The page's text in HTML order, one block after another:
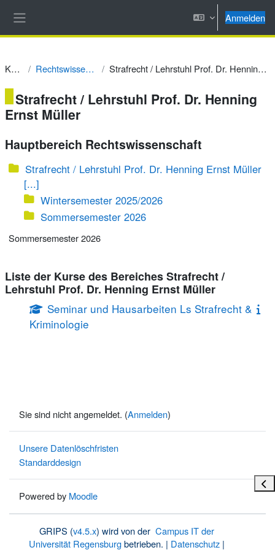
Anmelden
Kurse Rechtswissenschaft Strafrecht / Lehrstuhl Prof. Dr. Henning Ernst Müller
Strafrecht / Lehrstuhl Prof. Dr. Henning
Ernst Müller
Hauptbereich Rechtswissenschaft
Strafrecht / Lehrstuhl Prof. Dr. Henning Ernst Müller
[...]
Wintersemester 2025/2026
Sommersemester 2026
Sommersemester 2026
Liste der Kurse des Bereiches Strafrecht /
Lehrstuhl Prof. Dr. Henning Ernst Müller
Seminar und Hausarbeiten Ls Strafrecht &
Kriminologie
Sie sind nicht angemeldet. (Anmelden)
Unsere Datenlöschfristen
Standarddesign
Powered by Moodle
GRIPS (v4.5.x) wird von der Campus IT der
Universität Regensburgbetrieben. | Datenschutz|